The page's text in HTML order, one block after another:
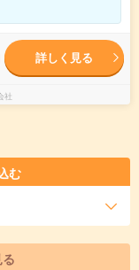
詳しく見る
社
む